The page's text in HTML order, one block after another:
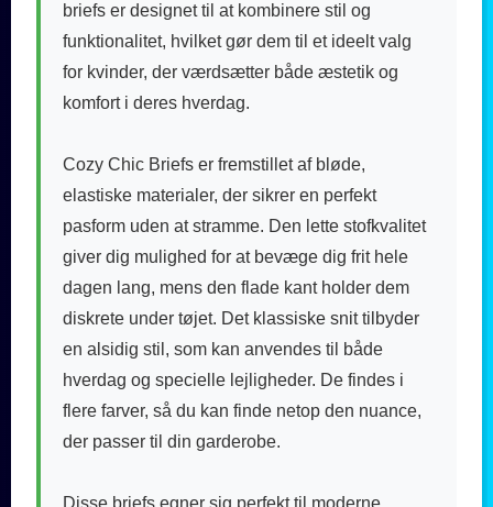
briefs er designet til at kombinere stil og
funktionalitet, hvilket gør dem til et ideelt valg
for kvinder, der værdsætter både æstetik og
komfort i deres hverdag.
Cozy Chic Briefs er fremstillet af bløde,
elastiske materialer, der sikrer en perfekt
pasform uden at stramme. Den lette stofkvalitet
giver dig mulighed for at bevæge dig frit hele
dagen lang, mens den flade kant holder dem
diskrete under tøjet. Det klassiske snit tilbyder
en alsidig stil, som kan anvendes til både
hverdag og specielle lejligheder. De findes i
flere farver, så du kan finde netop den nuance,
der passer til din garderobe.